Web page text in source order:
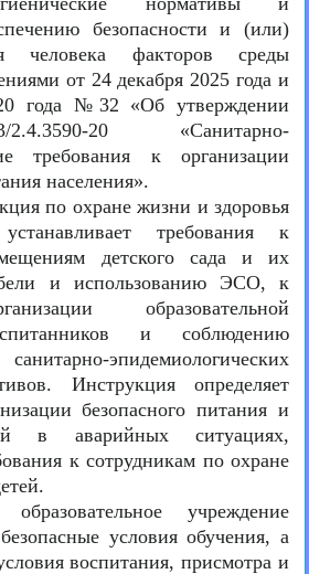
безопасности и (или)
человека факторов среды
от 24 декабря 2025 года и
года №32 «Об утверждении
20 «Санитарно-
требования к организации
населения».
по охране жизни и здоровья
требования к
детского сада и их
и использованию ЭСО, к
образовательной
и соблюдению
эпидемиологических
Инструкция определяет
безопасного питания и
в аварийных ситуациях,
к сотрудникам по охране
учреждение
условия обучения, а
воспитания, присмотра и